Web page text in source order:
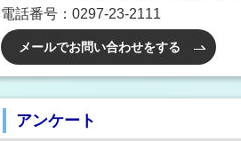
電話番号：0297-23-2111
メールでお問い合わせをする
アンケート